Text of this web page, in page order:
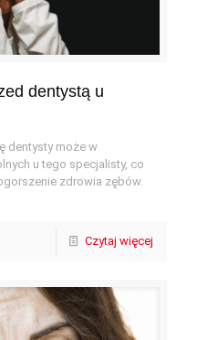
dentystą u
dentysty może w
u tego specjalisty, co
zdrowia zębów.
Czytaj więcej